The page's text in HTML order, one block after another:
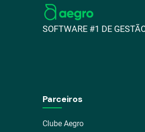
SOFTWARE #1 DE
Parceiros
Clube Aegro